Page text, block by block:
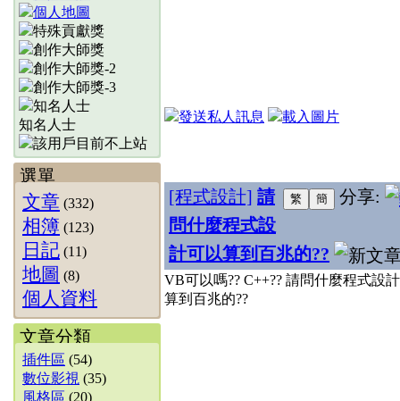
知名人士
選單
文章 (332)
相簿 (123)
日記 (11)
地圖 (8)
個人資料
文章分類
插件區 (54)
數位影視 (35)
風格區 (20)
分享:
[程式設計] 請
問什麼程式設
計可以算到百兆的??
VB可以嗎?? C++?? 請問什麼程式設
算到百兆的??